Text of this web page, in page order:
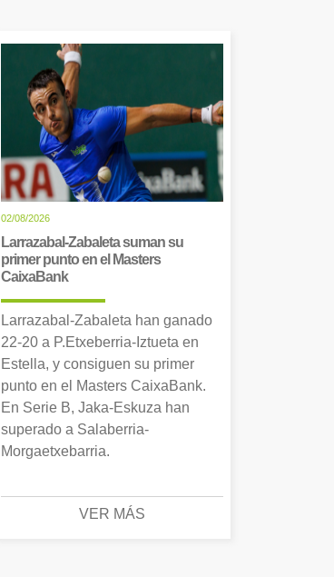
02/08/2026
Larrazabal-Zabaleta suman su
primer punto en el Masters
CaixaBank
Larrazabal-Zabaleta han ganado
22-20 a P.Etxeberria-Iztueta en
Estella, y consiguen su primer
punto en el Masters CaixaBank.
En Serie B, Jaka-Eskuza han
superado a Salaberria-
Morgaetxebarria.
VER MÁS